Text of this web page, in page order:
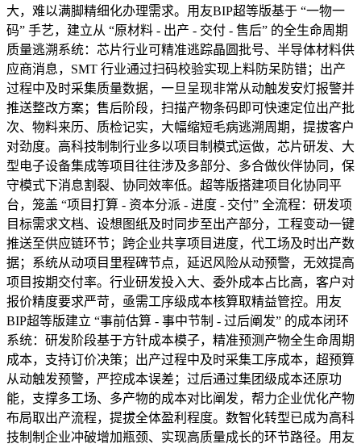
大，难以满脚精细化办理需求。用友BIP超等版基于 “一物一
码” 手艺，建立从 “原材料 - 出产 - 交付 - 售后” 的全生命周期
质量逃溯系统：芯片行业可精准逃踪晶圆批号、半导体材料供
应商消息，SMT 行业通过扫码校验实现上料防呆防错；出产
过程中及时采集质量数据，一旦呈现非常从动触发安灯报警并
推送整改方案；售后阶段，扫描产物条码即可快速定位出产批
次、物料来历、质检记实，大幅缩短毛病逃溯周期，提拔客户
对劲度。高科技制制行业多以项目制模式运做，芯片研发、大
型电子设备集成等项目往往涉及多部分、多合做伙伴协同，保
守模式下消息割裂、协同效率低。超等版搭建项目化协同平
台，笼盖 “项目打算 - 资本分派 - 进度 - 交付” 全流程：研发项
目标需求文档、设想图纸及时同步至出产部分，工程变动一键
推送至供应链环节；跨企业共享项目进度，代工场及时出产数
据；系统从动项目里程碑节点，延迟风险从动预警，无效提高
项目按期交付率。行业研发投入大、委外成本占比高，客户对
报价精度要求严苛，亟需工序级成本核算取精益管控。用友
BIP超等版建立 “事前估算 - 事中节制 - 过后阐发” 的成本闭环
系统：研发阶段基于方针成本模子，精准预测产物全生命周期
成本，支持订价决策；出产过程中及时采集工序成本，超预算
从动触发预警，严控成本误差；过后通过集团级成本还原功
能，支撑多工场、多产物的成本对比阐发，帮力企业优化产物
布局取出产流程，提拔全体盈利程度。数智化转型已成为高科
技制制企业冲破增加瓶颈、实现高质量成长的环节路径。用友